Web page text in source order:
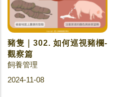
豬隻｜302. 如何巡視豬欄-
觀察篇
飼養管理
2024-11-08